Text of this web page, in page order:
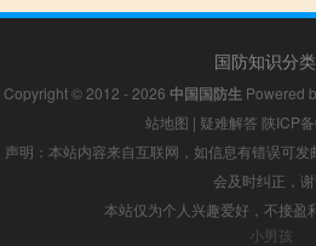
国防知识分类
Copyright © 2012 - 2026 中国国防生 Powered
站地图 | 疑难解答 陕ICP
声明：本站内容来自互联网，如信息有错误可
会及时纠正，
本站仅为个人兴趣爱好，不接盈
小男孩